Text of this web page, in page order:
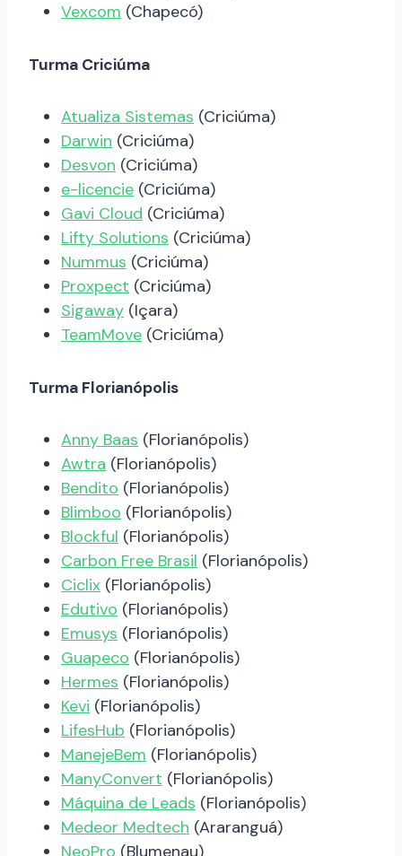
Vexcom (Chapecó)
Turma Criciúma
Atualiza Sistemas (Criciúma)
Darwin (Criciúma)
Desvon (Criciúma)
e-licencie (Criciúma)
Gavi Cloud (Criciúma)
Lifty Solutions (Criciúma)
Nummus (Criciúma)
Proxpect (Criciúma)
Sigaway (Içara)
TeamMove (Criciúma)
Turma Florianópolis
Anny Baas (Florianópolis)
Awtra (Florianópolis)
Bendito (Florianópolis)
Blimboo (Florianópolis)
Blockful (Florianópolis)
Carbon Free Brasil (Florianópolis)
Ciclix (Florianópolis)
Edutivo (Florianópolis)
Emusys (Florianópolis)
Guapeco (Florianópolis)
Hermes (Florianópolis)
Kevi (Florianópolis)
LifesHub (Florianópolis)
ManejeBem (Florianópolis)
ManyConvert (Florianópolis)
Máquina de Leads (Florianópolis)
Medeor Medtech (Araranguá)